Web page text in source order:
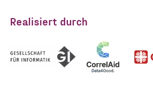
Realisiert durch
Ich habe die Hinweise
Widerruf und der
der Daten in den